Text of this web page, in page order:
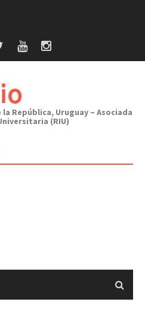
la República, Uruguay – Asociada
(RIU)